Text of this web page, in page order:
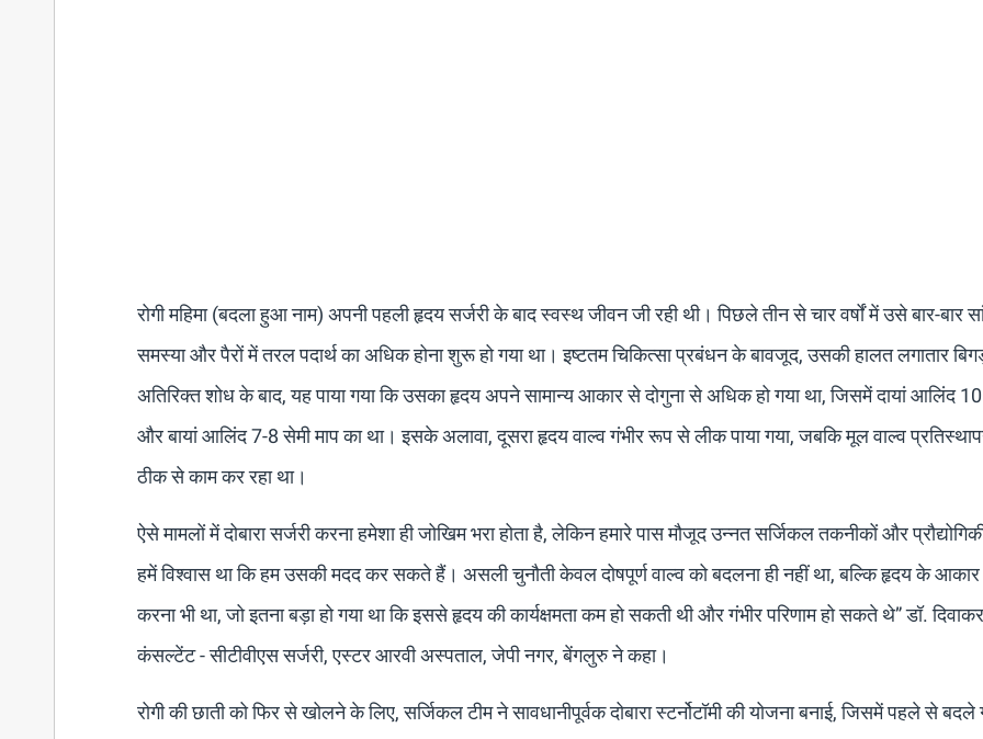
रोगी महिमा (बदला हुआ नाम) अपनी पहली हृदय सर्जरी के बाद स्वस्थ जीवन जी रही थी। पिछले तीन से चार वर्षों में उसे बार-बार
समस्या और पैरों में तरल पदार्थ का अधिक होना शुरू हो गया था। इष्टतम चिकित्सा प्रबंधन के बावजूद, उसकी हालत लगातार
अतिरिक्त शोध के बाद, यह पाया गया कि उसका हृदय अपने सामान्य आकार से दोगुना से अधिक हो गया था, जिसमें दायां आलिंद
और बायां आलिंद 7-8 सेमी माप का था। इसके अलावा, दूसरा हृदय वाल्व गंभीर रूप से लीक पाया गया, जबकि मूल वाल्व
ठीक से काम कर रहा था।
ऐसे मामलों में दोबारा सर्जरी करना हमेशा ही जोखिम भरा होता है, लेकिन हमारे पास मौजूद उन्नत सर्जिकल तकनीकों और
हमें विश्वास था कि हम उसकी मदद कर सकते हैं। असली चुनौती केवल दोषपूर्ण वाल्व को बदलना ही नहीं था, बल्कि हृदय के
करना भी था, जो इतना बड़ा हो गया था कि इससे हृदय की कार्यक्षमता कम हो सकती थी और गंभीर परिणाम हो सकते थे” डॉ.
कंसल्टेंट - सीटीवीएस सर्जरी, एस्टर आरवी अस्पताल, जेपी नगर, बेंगलुरु ने कहा।
रोगी की छाती को फिर से खोलने के लिए, सर्जिकल टीम ने सावधानीपूर्वक दोबारा स्टर्नोटॉमी की योजना बनाई, जिसमें पहले से बदले